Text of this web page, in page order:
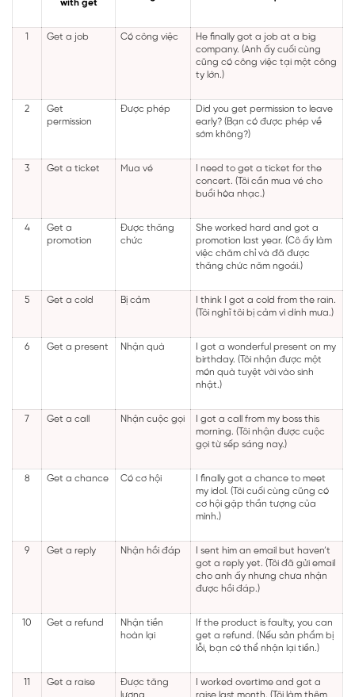
with get
1 Get a job Có công việc
He finally got a job at a big
company. (Anh ấy cuối cùng
cũng có công việc tại một công
ty lớn.)
2
Get
permission
Được phép
Did you get permission to leave
early? (Bạn có được phép về
sớm không?)
3 Get a ticket Mua vé
I need to get a ticket for the
concert. (Tôi cần mua vé cho
buổi hòa nhạc.)
4
Get a
promotion
Được thăng
chức
She worked hard and got a
promotion last year. (Cô ấy làm
việc chăm chỉ và đã được
thăng chức năm ngoái.)
5 Get a cold Bị cảm
I think I got a cold from the rain.
(Tôi nghĩ tôi bị cảm vì dính mưa.)
6 Get a present Nhận quà
I got a wonderful present on my
birthday. (Tôi nhận được một
món quà tuyệt vời vào sinh
nhật.)
7 Get a call Nhận cuộc gọi
I got a call from my boss this
morning. (Tôi nhận được cuộc
gọi từ sếp sáng nay.)
8 Get a chance Có cơ hội
I finally got a chance to meet
my idol. (Tôi cuối cùng cũng có
cơ hội gặp thần tượng của
mình.)
9 Get a reply Nhận hồi đáp
I sent him an email but haven’t
got a reply yet. (Tôi đã gửi email
cho anh ấy nhưng chưa nhận
được hồi đáp.)
10 Get a refund
Nhận tiền
hoàn lại
If the product is faulty, you can
get a refund. (Nếu sản phẩm bị
lỗi, bạn có thể nhận lại tiền.)
11 Get a raise
Được tăng
lương
I worked overtime and got a
raise last month. (Tôi làm thêm